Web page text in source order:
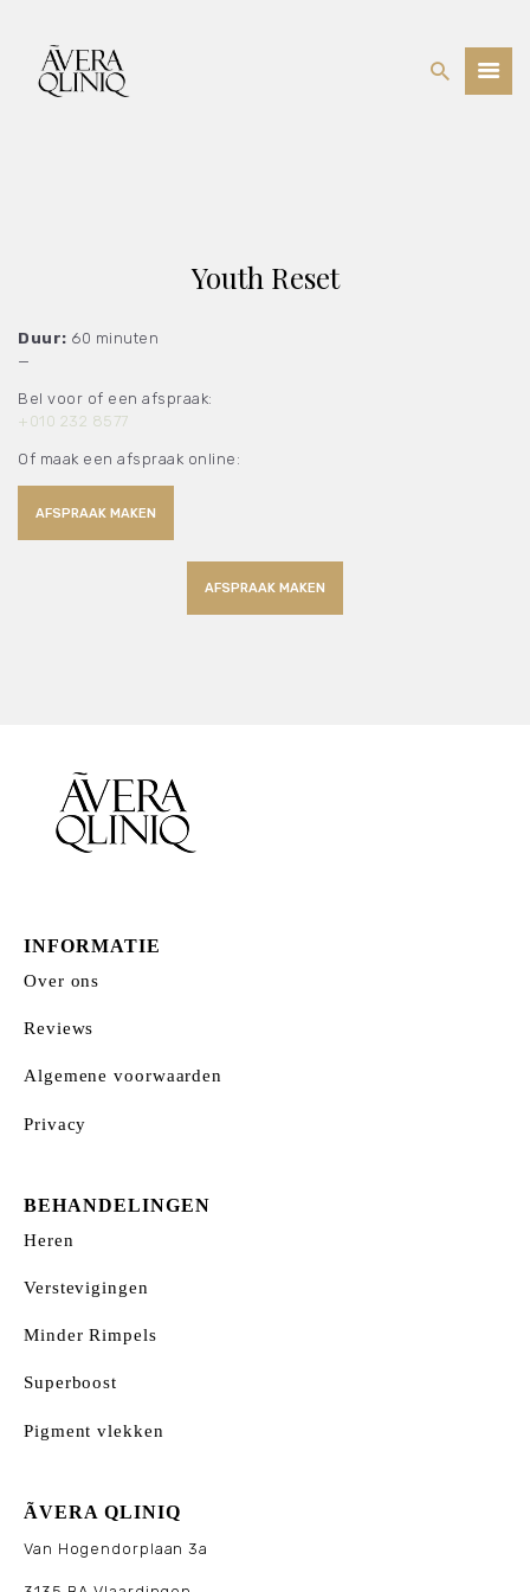
Youth Reset
Duur: 60 minuten
—
Bel voor of een afspraak:
+010 232 8577
Of maak een afspraak online:
AFSPRAAK MAKEN
AFSPRAAK MAKEN
INFORMATIE
Over ons
Reviews
Algemene voorwaarden
Privacy
BEHANDELINGEN
Heren
Verstevigingen
Minder Rimpels
Superboost
Pigment vlekken
ÃVERA QLINIQ
Van Hogendorplaan 3a